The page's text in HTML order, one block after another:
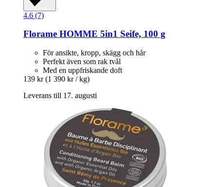
4.6 (7)
Florame HOMME 5in1 Seife, 100 g
För ansikte, kropp, skägg och hår
Perfekt även som rak tvål
Med en uppfriskande doft
139 kr (1 390 kr / kg)
Leverans till 17. augusti